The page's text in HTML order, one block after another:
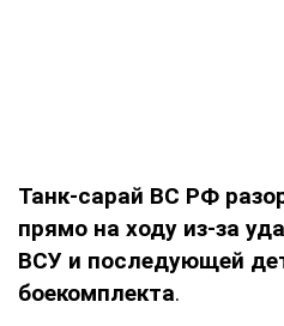
Танк-сарай ВС РФ
прямо на ходу из-за
ВСУ и последующей
боекомплекта.